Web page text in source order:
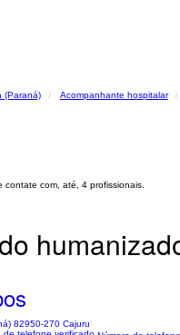
(Paraná) Acompanhante hospitalar
contate com, até, 4 profissionais.
82950-270 Cajuru